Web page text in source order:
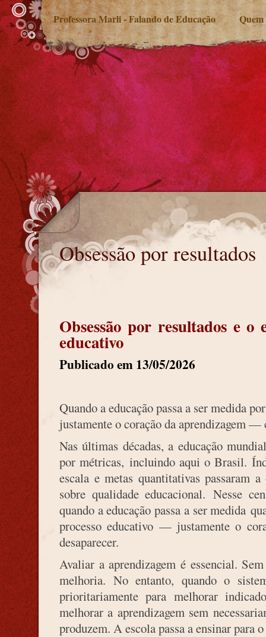
Professora Marli - Falando de Educação Quem
Obsessão por resultados
Obsessão por resultados
Obsessão por resultados e o
educativo
Publicado em 13/05/2026
Quando a educação passa a ser medida
justamente o coração da aprendizagem —
Nas últimas décadas, a educação
por métricas, incluindo aqui o Brasil.
escala e metas quantitativas passaram
sobre qualidade educacional. Nesse
quando a educação passa a ser medida
processo educativo — justamente o
desaparecer.
Avaliar a aprendizagem é essencial.
melhoria. No entanto, quando o
prioritariamente para melhorar
melhorar a aprendizagem sem
produzem. A escola passa a ensinar para